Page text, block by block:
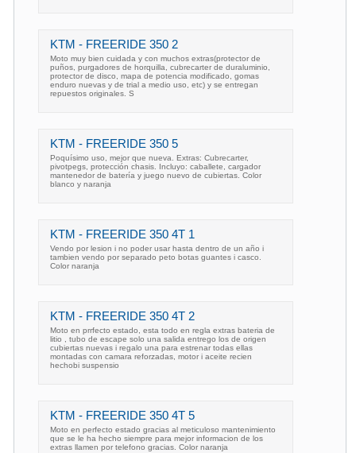
KTM - FREERIDE 350 2
Moto muy bien cuidada y con muchos extras(protector de
puños, purgadores de horquilla, cubrecarter de duraluminio,
protector de disco, mapa de potencia modificado, gomas
enduro nuevas y de trial a medio uso, etc) y se entregan
repuestos originales. S
KTM - FREERIDE 350 5
Poquísimo uso, mejor que nueva. Extras: Cubrecarter,
pivotpegs, protección chasis. Incluyo: caballete, cargador
mantenedor de batería y juego nuevo de cubiertas. Color
blanco y naranja
KTM - FREERIDE 350 4T 1
Vendo por lesion i no poder usar hasta dentro de un año i
tambien vendo por separado peto botas guantes i casco.
Color naranja
KTM - FREERIDE 350 4T 2
Moto en prrfecto estado, esta todo en regla extras bateria de
litio , tubo de escape solo una salida entrego los de origen
cubiertas nuevas i regalo una para estrenar todas ellas
montadas con camara reforzadas, motor i aceite recien
hechobi suspensio
KTM - FREERIDE 350 4T 5
Moto en perfecto estado gracias al meticuloso mantenimiento
que se le ha hecho siempre para mejor informacion de los
extras llamen por telefono gracias. Color naranja